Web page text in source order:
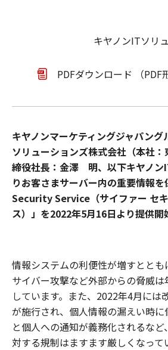
キヤノンITソリ
PDFダウンロード （PDF
キヤノンマーケティングジャパング
ソリューションズ株式会社（本社
締役社長：金澤 明、以下キヤノン
りお客さまサーバー内の重要情報
Security Service（サイファー セ
ス）」を2022年5月16日より提供開
情報システムの利便性が増すとと
サイバー攻撃など外部からの脅威
しています。また、2022年4月には
が施行され、個人情報の漏えい時
と個人への通知が義務化されるな
対する規制はますます厳しくなって